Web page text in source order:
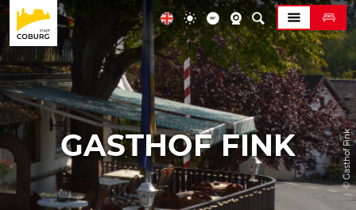
© Gasthof Fink
GASTHOF FINK